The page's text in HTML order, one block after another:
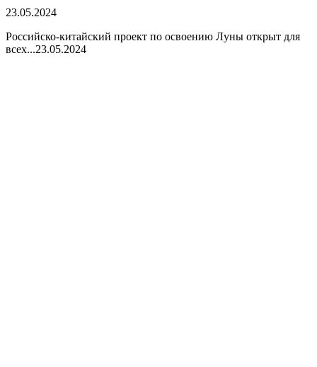
23.05.2024
Российско-китайский проект по освоению Луны открыт для
всех...23.05.2024